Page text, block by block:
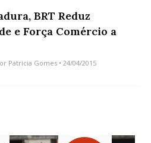
BRT Reduz
e Força Comércio a
Patricia Gomes • 24/04/2015